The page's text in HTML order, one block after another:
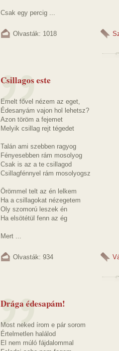
Csak egy percig ...
Olvasták: 1018
Csillagos este
Emelt fővel nézem az eget,
Édesanyám vajon hol lehetsz?
Azon töröm a fejemet
Melyik csillag rejt tégedet
Talán ami szebben ragyog
Fényesebben rám mosolyog
Csak is az a te csillagod
Csillagfénnyel rám mosolyogsz
Örömmel telt az én lelkem
Ha a csillagokat nézegetem
Oly szomorú leszek én
Ha elsötétül fenn az ég
Mert ...
Olvasták: 934
Drága édesapám!
Most neked írom e pár sorom
Értelmetlen halálod
El nem múló fájdalommal